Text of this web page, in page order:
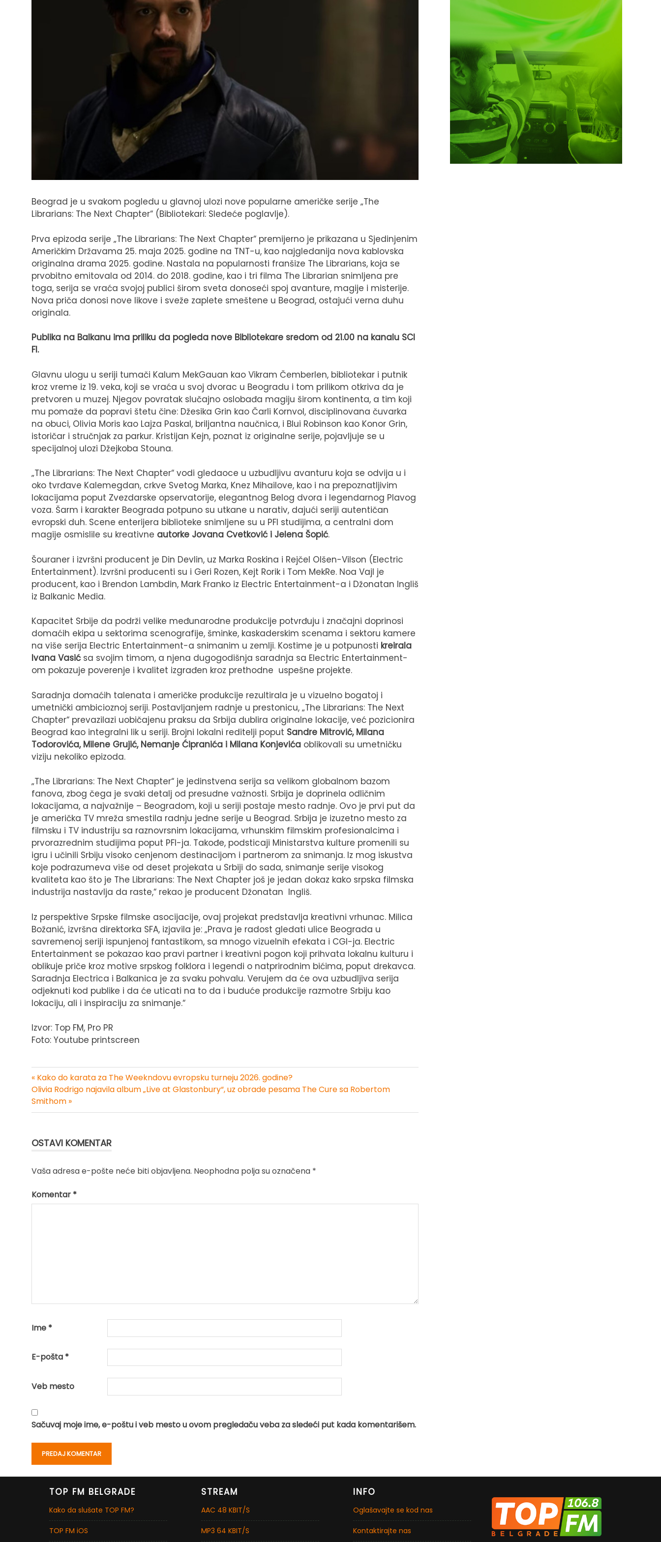
Beograd je u svakom pogledu u glavnoj ulozi nove popularne američke serije „The
Librarians: The Next Chapter“ (Bibliotekari: Sledeće poglavlje).
Prva epizoda serije „The Librarians: The Next Chapter“ premijerno je prikazana u Sjedinjenim
Američkim Državama 25. maja 2025. godine na TNT-u, kao najgledanija nova kablovska
originalna drama 2025. godine. Nastala na popularnosti franšize The Librarians, koja se
prvobitno emitovala od 2014. do 2018. godine, kao i tri filma The Librarian snimljena pre
toga, serija se vraća svojoj publici širom sveta donoseći spoj avanture, magije i misterije.
Nova priča donosi nove likove i sveže zaplete smeštene u Beograd, ostajući verna duhu
originala.
Publika na Balkanu ima priliku da pogleda nove Bibliotekare sredom od 21.00 na kanalu SCI
FI.
Glavnu ulogu u seriji tumači Kalum MekGauan kao Vikram Čemberlen, bibliotekar i putnik
kroz vreme iz 19. veka, koji se vraća u svoj dvorac u Beogradu i tom prilikom otkriva da je
pretvoren u muzej. Njegov povratak slučajno oslobađa magiju širom kontinenta, a tim koji
mu pomaže da popravi štetu čine: Džesika Grin kao Čarli Kornvol, disciplinovana čuvarka
na obuci, Olivia Moris kao Lajza Paskal, briljantna naučnica, i Blui Robinson kao Konor Grin,
istoričar i stručnjak za parkur. Kristijan Kejn, poznat iz originalne serije, pojavljuje se u
specijalnoj ulozi Džejkoba Stouna.
„The Librarians: The Next Chapter“ vodi gledaoce u uzbudljivu avanturu koja se odvija u i
oko tvrđave Kalemegdan, crkve Svetog Marka, Knez Mihailove, kao i na prepoznatljivim
lokacijama poput Zvezdarske opservatorije, elegantnog Belog dvora i legendarnog Plavog
voza. Šarm i karakter Beograda potpuno su utkane u narativ, dajući seriji autentičan
evropski duh. Scene enterijera biblioteke snimljene su u PFI studijima, a centralni dom
magije osmislile su kreativne autorke Jovana Cvetković i Jelena Šopić.
Šouraner i izvršni producent je Din Devlin, uz Marka Roskina i Rejčel Olšen-Vilson (Electric
Entertainment). Izvršni producenti su i Geri Rozen, Kejt Rorik i Tom MekRe. Noa Vajl je
producent, kao i Brendon Lambdin, Mark Franko iz Electric Entertainment-a i Džonatan Ingliš
iz Balkanic Media.
Kapacitet Srbije da podrži velike međunarodne produkcije potvrđuju i značajni doprinosi
domaćih ekipa u sektorima scenografije, šminke, kaskaderskim scenama i sektoru kamere
na više serija Electric Entertainment-a snimanim u zemlji. Kostime je u potpunosti kreirala
Ivana Vasićsa svojim timom, a njena dugogodišnja saradnja sa Electric Entertainment-
om pokazuje poverenje i kvalitet izgrađen kroz prethodne uspešne projekte.
Saradnja domaćih talenata i američke produkcije rezultirala je u vizuelno bogatoj i
umetnički ambicioznoj seriji. Postavljanjem radnje u prestonicu, „The Librarians: The Next
Chapter“ prevazilazi uobičajenu praksu da Srbija dublira originalne lokacije, već pozicionira
Beograd kao integralni lik u seriji. Brojni lokalni reditelji poput Sandre Mitrović, Milana
Todorovića, Milene Grujić, Nemanje Ćipranića i Milana Konjevića oblikovali su umetničku
viziju nekoliko epizoda.
„The Librarians: The Next Chapter“ je jedinstvena serija sa velikom globalnom bazom
fanova, zbog čega je svaki detalj od presudne važnosti. Srbija je doprinela odličnim
lokacijama, a najvažnije – Beogradom, koji u seriji postaje mesto radnje. Ovo je prvi put da
je američka TV mreža smestila radnju jedne serije u Beograd. Srbija je izuzetno mesto za
filmsku i TV industriju sa raznovrsnim lokacijama, vrhunskim filmskim profesionalcima i
prvorazrednim studijima poput PFI-ja. Takođe, podsticaji Ministarstva kulture promenili su
igru i učinili Srbiju visoko cenjenom destinacijom i partnerom za snimanja. Iz mog iskustva
koje podrazumeva više od deset projekata u Srbiji do sada, snimanje serije visokog
kvaliteta kao što je The Librarians: The Next Chapter još je jedan dokaz kako srpska filmska
industrija nastavlja da raste,“ rekao je producent Džonatan Ingliš.
Iz perspektive Srpske filmske asocijacije, ovaj projekat predstavlja kreativni vrhunac. Milica
Božanić, izvršna direktorka SFA, izjavila je: „Prava je radost gledati ulice Beograda u
savremenoj seriji ispunjenoj fantastikom, sa mnogo vizuelnih efekata i CGI-ja. Electric
Entertainment se pokazao kao pravi partner i kreativni pogon koji prihvata lokalnu kulturu i
oblikuje priče kroz motive srpskog folklora i legendi o natprirodnim bićima, poput drekavca.
Saradnja Electrica i Balkanica je za svaku pohvalu. Verujem da će ova uzbudljiva serija
odjeknuti kod publike i da će uticati na to da i buduće produkcije razmotre Srbiju kao
lokaciju, ali i inspiraciju za snimanje.“
Izvor: Top FM, Pro PR
Foto: Youtube printscreen
Kretanje
članka
« Kako do karata za The Weekndovu evropsku turneju 2026. godine?
Olivia Rodrigo najavila album „Live at Glastonbury“, uz obrade pesama The Cure sa Robertom
Smithom »
OSTAVI KOMENTAR
Vaša adresa e-pošte neće biti objavljena. Neophodna polja su označena *
Komentar *
Ime *
E-pošta *
Veb mesto
Sačuvaj moje ime, e-poštu i veb mesto u ovom pregledaču veba za sledeći put kada komentarišem.
TOP FM BELGRADE
Kako da slušate TOP FM?
TOP FM iOS
STREAM
AAC 48 KBIT/S
MP3 64 KBIT/S
INFO
Oglašavajte se kod nas
Kontaktirajte nas